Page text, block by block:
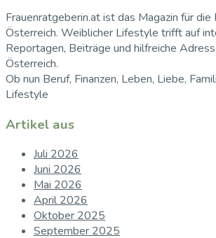
Frauenratgeberin.at ist das Magazin für die
Österreich. Weiblicher Lifestyle trifft auf
Reportagen, Beiträge und hilfreiche
Österreich.
Ob nun Beruf, Finanzen, Leben, Liebe,
Lifestyle
Artikel aus
Juli 2026
Juni 2026
Mai 2026
April 2026
Oktober 2025
September 2025